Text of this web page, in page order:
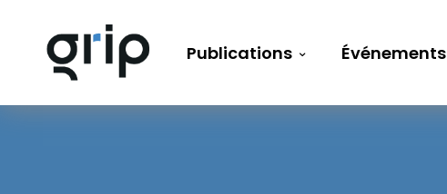
Publications Événements